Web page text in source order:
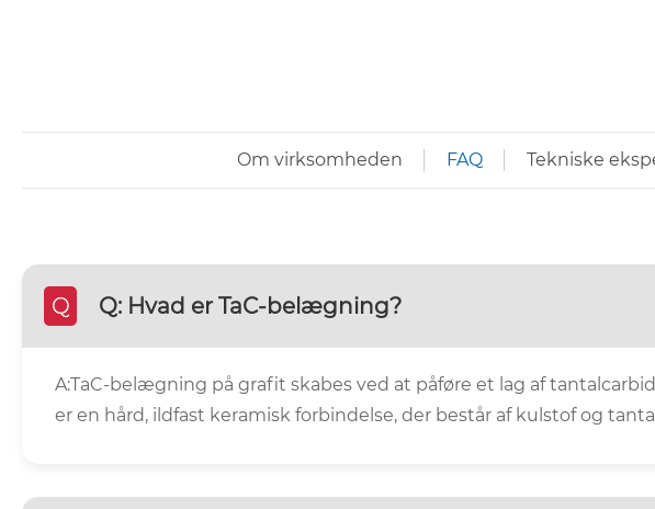
Om virksomheden FAQ Tekniske
Q Q: Hvad er TaC-belægning?
A:TaC-belægning på grafit skabes ved at påføre et lag af
er en hård, ildfast keramisk forbindelse, der består af kulstof og